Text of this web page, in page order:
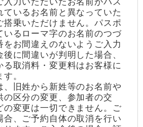
ているお名前と異なっていた
搭乗いただけません。パスポ
いるローマ字のお名前のつづ
をお間違えのないようご入力
後に間違いが判明した場合、
る取消料・変更料はお客様に
。
旧姓から新姓等のお名前や
の区分の変更、参加者の交
の変更は一切できません。ご
合、ご予約自体の取消を行い